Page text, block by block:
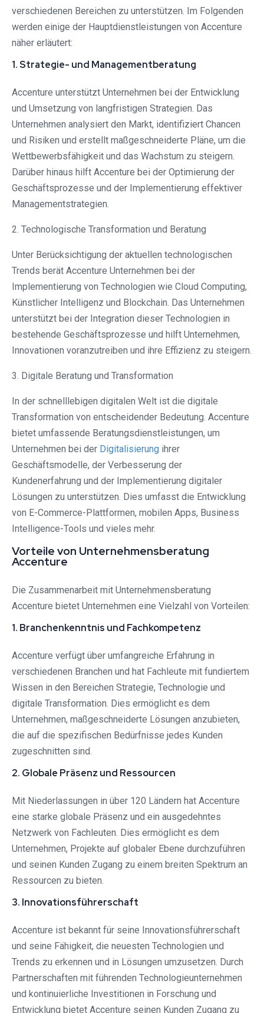
verschiedenen Bereichen zu unterstützen. Im Folgenden
werden einige der Hauptdienstleistungen von Accenture
näher erläutert:
1. Strategie- und Managementberatung
Accenture unterstützt Unternehmen bei der Entwicklung
und Umsetzung von langfristigen Strategien. Das
Unternehmen analysiert den Markt, identifiziert Chancen
und Risiken und erstellt maßgeschneiderte Pläne, um die
Wettbewerbsfähigkeit und das Wachstum zu steigern.
Darüber hinaus hilft Accenture bei der Optimierung der
Geschäftsprozesse und der Implementierung effektiver
Managementstrategien.
2. Technologische Transformation und Beratung
Unter Berücksichtigung der aktuellen technologischen
Trends berät Accenture Unternehmen bei der
Implementierung von Technologien wie Cloud Computing,
Künstlicher Intelligenz und Blockchain. Das Unternehmen
unterstützt bei der Integration dieser Technologien in
bestehende Geschäftsprozesse und hilft Unternehmen,
Innovationen voranzutreiben und ihre Effizienz zu steigern.
3. Digitale Beratung und Transformation
In der schnelllebigen digitalen Welt ist die digitale
Transformation von entscheidender Bedeutung. Accenture
bietet umfassende Beratungsdienstleistungen, um
Unternehmen bei der Digitalisierung ihrer
Geschäftsmodelle, der Verbesserung der
Kundenerfahrung und der Implementierung digitaler
Lösungen zu unterstützen. Dies umfasst die Entwicklung
von E-Commerce-Plattformen, mobilen Apps, Business
Intelligence-Tools und vieles mehr.
Vorteile von Unternehmensberatung
Accenture
Die Zusammenarbeit mit Unternehmensberatung
Accenture bietet Unternehmen eine Vielzahl von Vorteilen:
1. Branchenkenntnis und Fachkompetenz
Accenture verfügt über umfangreiche Erfahrung in
verschiedenen Branchen und hat Fachleute mit fundiertem
Wissen in den Bereichen Strategie, Technologie und
digitale Transformation. Dies ermöglicht es dem
Unternehmen, maßgeschneiderte Lösungen anzubieten,
die auf die spezifischen Bedürfnisse jedes Kunden
zugeschnitten sind.
2. Globale Präsenz und Ressourcen
Mit Niederlassungen in über 120 Ländern hat Accenture
eine starke globale Präsenz und ein ausgedehntes
Netzwerk von Fachleuten. Dies ermöglicht es dem
Unternehmen, Projekte auf globaler Ebene durchzuführen
und seinen Kunden Zugang zu einem breiten Spektrum an
Ressourcen zu bieten.
3. Innovationsführerschaft
Accenture ist bekannt für seine Innovationsführerschaft
und seine Fähigkeit, die neuesten Technologien und
Trends zu erkennen und in Lösungen umzusetzen. Durch
Partnerschaften mit führenden Technologieunternehmen
und kontinuierliche Investitionen in Forschung und
Entwicklung bietet Accenture seinen Kunden Zugang zu